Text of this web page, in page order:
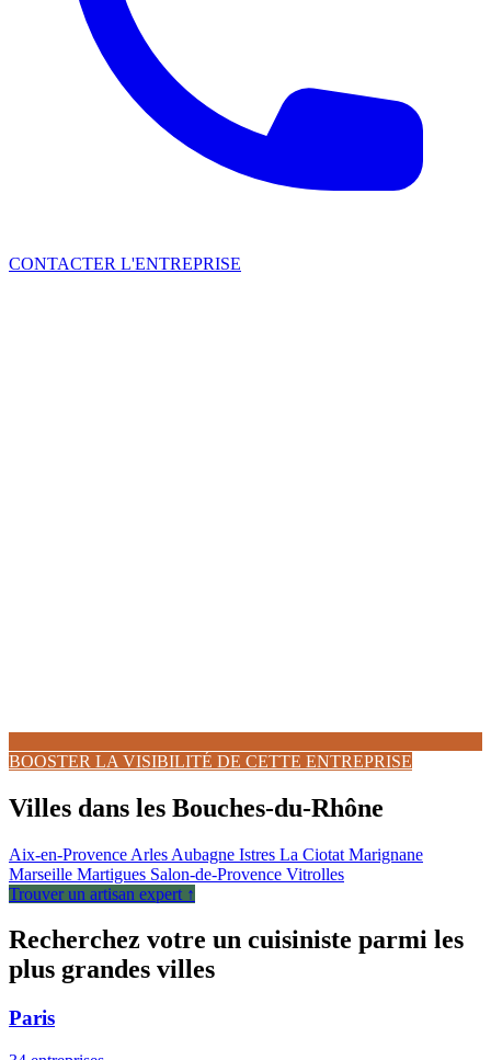
CONTACTER L'ENTREPRISE
BOOSTER LA VISIBILITÉ DE CETTE ENTREPRISE
Villes dans les Bouches-du-Rhône
Aix-en-Provence Arles Aubagne Istres La Ciotat Marignane
Marseille Martigues Salon-de-Provence Vitrolles
Trouver un artisan expert ↑
Recherchez votre un cuisiniste parmi les
plus grandes villes
Paris